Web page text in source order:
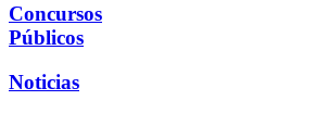
Concursos
Públicos
Noticias